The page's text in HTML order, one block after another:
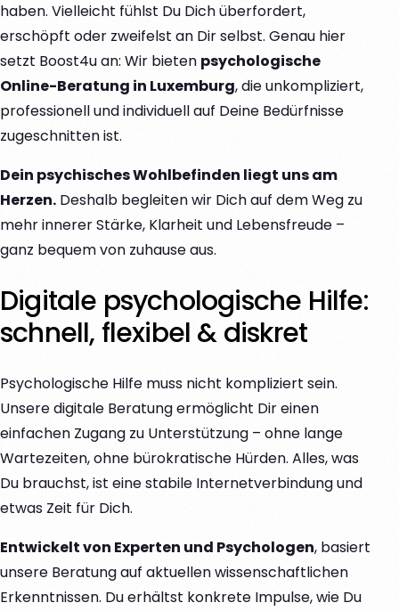
haben. Vielleicht fühlst Du Dich überfordert,
erschöpft oder zweifelst an Dir selbst. Genau hier
setzt Boost4u an: Wir bieten psychologische
Online-Beratung in Luxemburg, die unkompliziert,
professionell und individuell auf Deine Bedürfnisse
zugeschnitten ist.
Dein psychisches Wohlbefinden liegt uns am
Herzen. Deshalb begleiten wir Dich auf dem Weg zu
mehr innerer Stärke, Klarheit und Lebensfreude –
ganz bequem von zuhause aus.
Digitale psychologische Hilfe:
schnell, flexibel & diskret
Psychologische Hilfe muss nicht kompliziert sein.
Unsere digitale Beratung ermöglicht Dir einen
einfachen Zugang zu Unterstützung – ohne lange
Wartezeiten, ohne bürokratische Hürden. Alles, was
Du brauchst, ist eine stabile Internetverbindung und
etwas Zeit für Dich.
Entwickelt von Experten und Psychologen, basiert
unsere Beratung auf aktuellen wissenschaftlichen
Erkenntnissen. Du erhältst konkrete Impulse, wie Du